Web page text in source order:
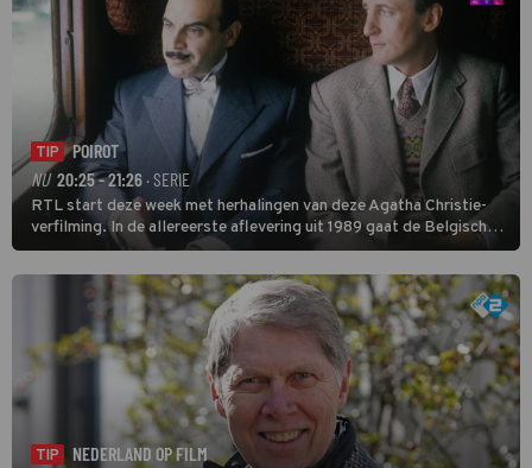
TIP
POIROT
NU 20:25 - 21:26 · SERIE
RTL start deze week met herhalingen van deze Agatha Christie-
verfilming. In de allereerste aflevering uit 1989 gaat de Belgische
speurder op zoek naar een vermiste kok. Poirot raakt al snel
verwikkeld in een moordzaak. (HH)
TIP
NEDERLAND OP FILM